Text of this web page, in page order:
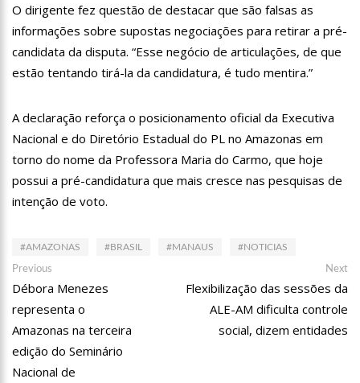
feira, 1º/6
13:06 Anna Carolina Jatobá pode ir para o regime aberto; veja
outros casos
13:01 VÍDEO: Influenciadoras são investigadas por crime de
remoção de silicone industrial
12:31 Suspeito de matar menina de 2 anos no AM é preso
12:17 Ataque em escola na Suécia deixa pelo menos três alunos
11:57 Mais Médicos tem cerca de 34 mil profissionais inscritos
16:22 Jovens matam mulher para vender os seus olhos por cerca
16:18 Ator de ‘Mulheres Apaixonadas’ expõe mensagens sem
respostas de Bruna Marquezine
16:13
O dirigente fez questão de destacar que são falsas as
informações sobre supostas negociações para retirar a pré-
candidata da disputa. “Esse negócio de articulações, de que
estão tentando tirá-la da candidatura, é tudo mentira.”
A declaração reforça o posicionamento oficial da Executiva
Nacional e do Diretório Estadual do PL no Amazonas em
torno do nome da Professora Maria do Carmo, que hoje
possui a pré-candidatura que mais cresce nas pesquisas de
intenção de voto.
#AMAZONAS #BRASIL #MANAUS #NOTICIAS
Navegação
de
Post
Previous
post:
Débora Menezes
representa o
Amazonas na terceira
edição do Seminário
Nacional de
Next
Flexibilização das sessões da
ALE-AM dificulta controle
social, dizem entidades